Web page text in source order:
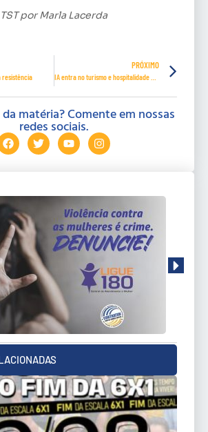
por Marla Lacerda
resistência
PRÓXIMO
matéria? Comente em nossas
redes sociais.